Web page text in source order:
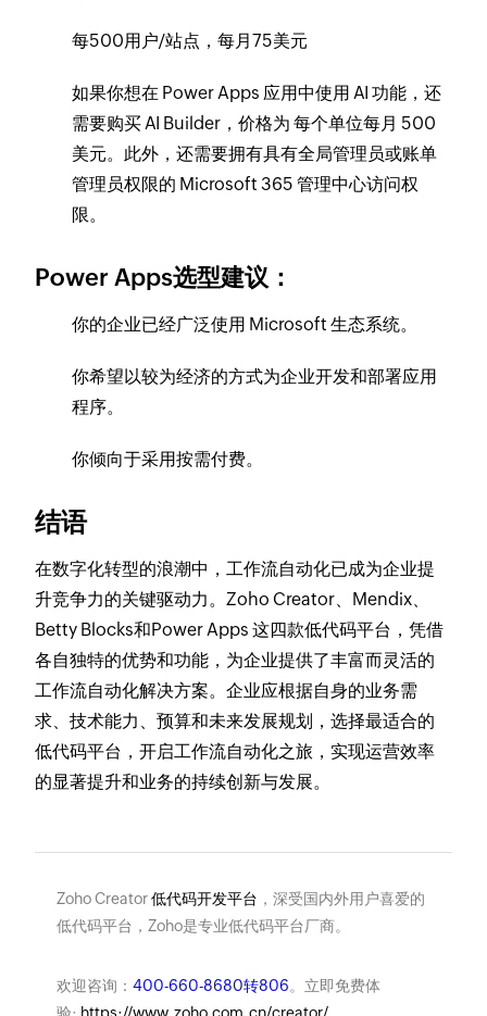
每500用户/站点，每月75美元
如果你想在 Power Apps 应用中使用 AI 功能，还
需要购买 AI Builder，价格为 每个单位每月 500
美元。此外，还需要拥有具有全局管理员或账单
管理员权限的 Microsoft 365 管理中心访问权
限。
Power Apps选型建议：
你的企业已经广泛使用 Microsoft 生态系统。
你希望以较为经济的方式为企业开发和部署应用
程序。
你倾向于采用按需付费。
结语
在数字化转型的浪潮中，工作流自动化已成为企业提
升竞争力的关键驱动力。Zoho Creator、Mendix、
Betty Blocks和Power Apps 这四款低代码平台，凭借
各自独特的优势和功能，为企业提供了丰富而灵活的
工作流自动化解决方案。企业应根据自身的业务需
求、技术能力、预算和未来发展规划，选择最适合的
低代码平台，开启工作流自动化之旅，实现运营效率
的显著提升和业务的持续创新与发展。
Zoho Creator低代码开发平台 ，深受国内外用户喜爱的
低代码平台，Zoho是专业低代码平台厂商。
欢迎咨询： 400-660-8680转806。立即免费体
验: https://www.zoho.com.cn/creator/